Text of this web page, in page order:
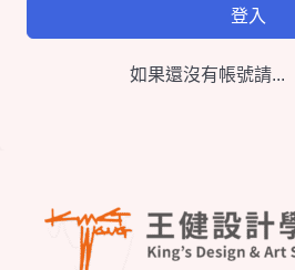
登入
如果還沒有帳號請...